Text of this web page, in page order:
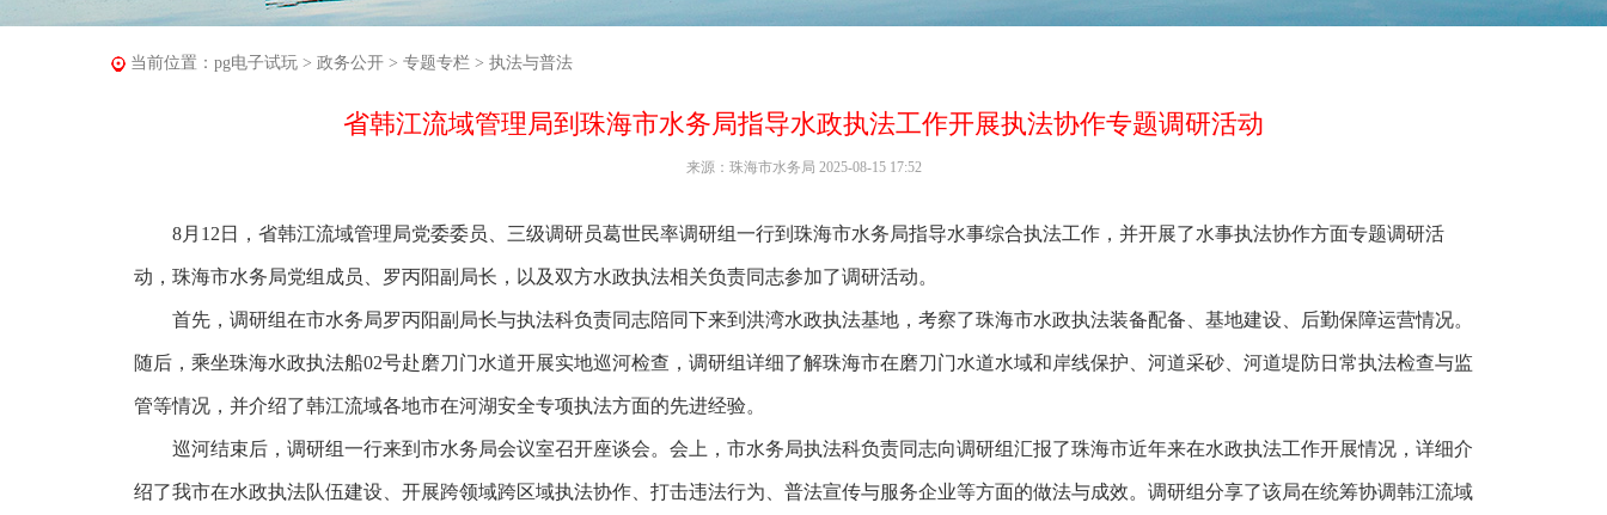
当前位置： pg电子试玩 > 政务公开 > 专题专栏 > 执法与普法
省韩江流域管理局到珠海市水务局指导水政执法工作开展执法协作专题调研活动
来源：珠海市水务局 2025-08-15 17:52
8月12日，省韩江流域管理局党委委员、三级调研员葛世民率调研组一行到珠海市水务局指导水事综合执法工作，并开展了水事执法协作方面专题调研活
动，珠海市水务局党组成员、罗丙阳副局长，以及双方水政执法相关负责同志参加了调研活动。
首先，调研组在市水务局罗丙阳副局长与执法科负责同志陪同下来到洪湾水政执法基地，考察了珠海市水政执法装备配备、基地建设、后勤保障运营情况。
随后，乘坐珠海水政执法船02号赴磨刀门水道开展实地巡河检查，调研组详细了解珠海市在磨刀门水道水域和岸线保护、河道采砂、河道堤防日常执法检查与监
管等情况，并介绍了韩江流域各地市在河湖安全专项执法方面的先进经验。
巡河结束后，调研组一行来到市水务局会议室召开座谈会。会上，市水务局执法科负责同志向调研组汇报了珠海市近年来在水政执法工作开展情况，详细介
绍了我市在水政执法队伍建设、开展跨领域跨区域执法协作、打击违法行为、普法宣传与服务企业等方面的做法与成效。调研组分享了该局在统筹协调韩江流域